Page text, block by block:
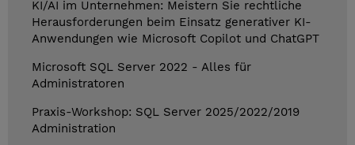
KI/AI im Unternehmen: Meistern Sie rechtliche
Herausforderungen beim Einsatz generativer KI-
Anwendungen wie Microsoft Copilot und ChatGPT
Microsoft SQL Server 2022 - Alles für
Administratoren
Praxis-Workshop: SQL Server 2025/2022/2019
Administration